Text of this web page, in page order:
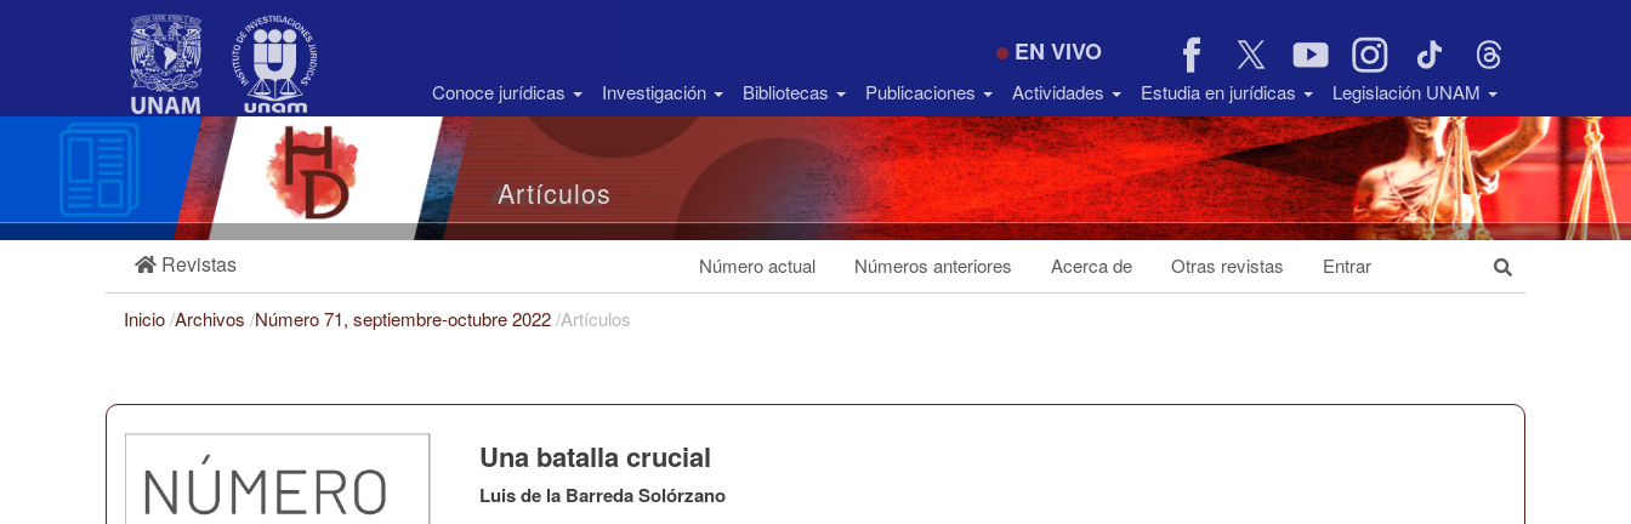
Barra
EN VIVO
Conoce jurídicas Investigación Bibliotecas Publicaciones Actividades Estudia en jurídicas Legislación UNAM
Artículos
Revistas Número actual Números anteriores Acerca de Otras revistas Entrar
Inicio/Archivos /Número 71, septiembre-octubre 2022/Artículos
Una batalla crucial
Luis de la Barreda Solórzano